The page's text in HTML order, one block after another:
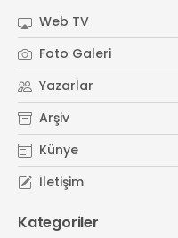
Web TV
Foto Galeri
Yazarlar
Arşiv
Künye
İletişim
Kategoriler